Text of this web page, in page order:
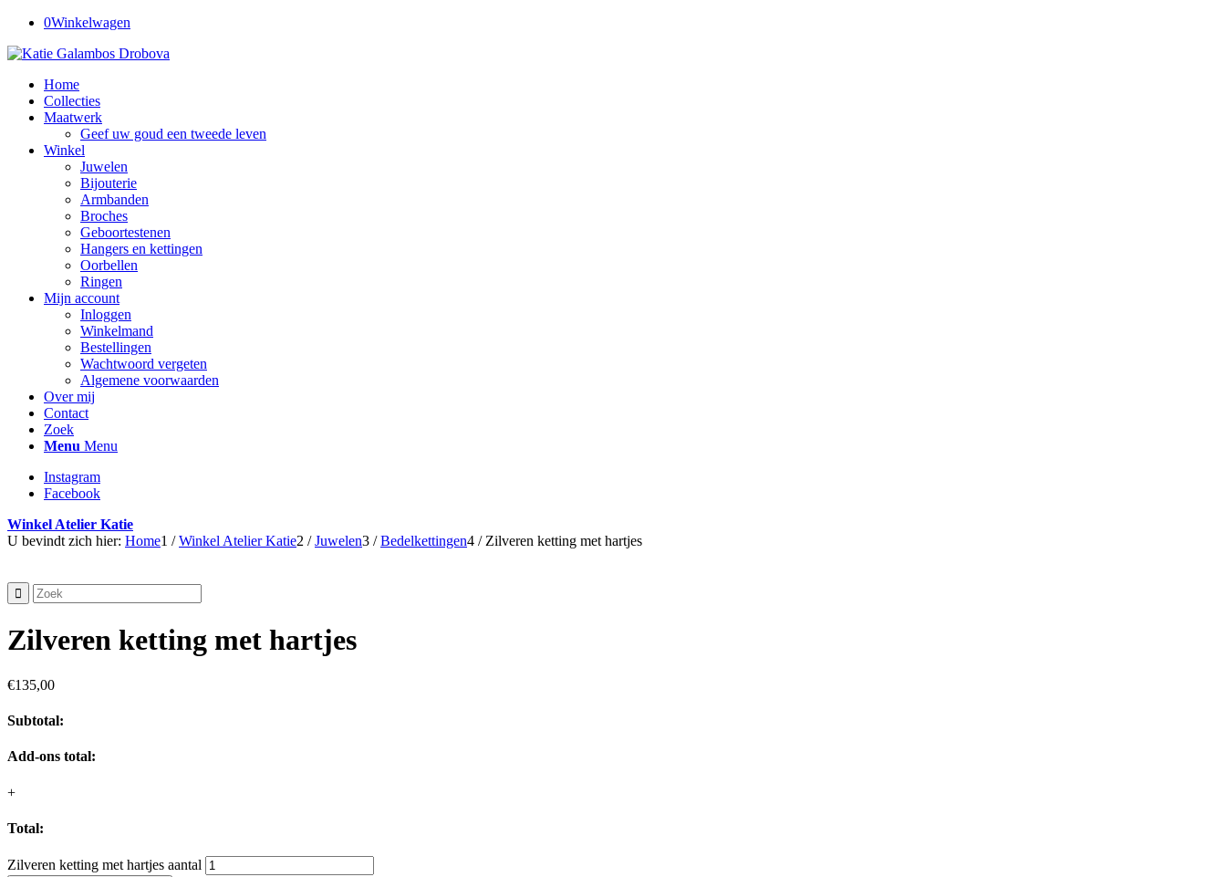
0Winkelwagen
Home
Collecties
Maatwerk
Geef uw goud een tweede leven
Winkel
Juwelen
Bijouterie
Armbanden
Broches
Geboortestenen
Hangers en kettingen
Oorbellen
Ringen
Mijn account
Inloggen
Winkelmand
Bestellingen
Wachtwoord vergeten
Algemene voorwaarden
Over mij
Contact
Zoek
Menu Menu
Instagram
Facebook
Winkel Atelier Katie
U bevindt zich hier: Home1 / Winkel Atelier Katie2 / Juwelen3 / Bedelkettingen4 / Zilveren ketting met hartjes
Zilveren ketting met hartjes
€135,00
Subtotal:
Add-ons total:
+
Total:
Zilveren ketting met hartjes aantal